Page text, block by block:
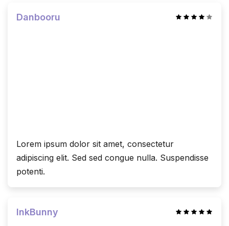
Danbooru
Lorem ipsum dolor sit amet, consectetur
adipiscing elit. Sed sed congue nulla. Suspendisse
potenti.
InkBunny